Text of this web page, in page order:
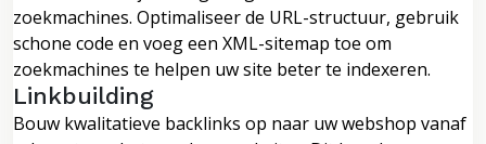
zoekmachines. Optimaliseer de URL-structuur, gebruik
schone code en voeg een XML-sitemap toe om
zoekmachines te helpen uw site beter te indexeren.
Linkbuilding
Bouw kwalitatieve backlinks op naar uw webshop vanaf